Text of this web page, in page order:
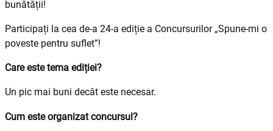
bunătății!
Participați la cea de-a 24-a ediție a Concursurilor „Spune-mi o
poveste pentru suflet”!
Care este tema ediției?
Un pic mai buni decât este necesar.
Cum este organizat concursul?